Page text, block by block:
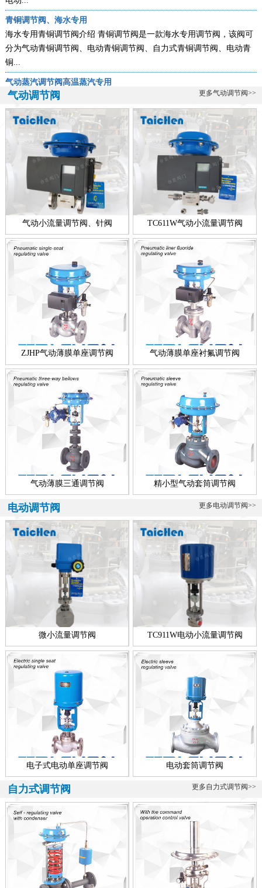
青铜调节阀、海水专用
海水专用青铜调节阀介绍 青铜调节阀是一款海水专用调节阀，该阀可
分为气动青铜调节阀、电动青铜调节阀、自力式青铜调节阀、电动青
铜...
气动蒸汽调节阀高温蒸汽专用
气动蒸汽调节阀-高温蒸汽专用阀ZXP-16KSW气动蒸汽调节阀是一款
专门用于高温蒸汽的调节阀，该阀由台臣阀门自主研发生产的，蒸汽
的特...
全不锈钢带指挥器操作式自力式压力调节阀
全不锈钢带指挥器操作式自力式压力调节阀简介： 台臣阀门专业研
发、设计、生产调节阀十余年，帮助用户解决各种流体控制难题，在
温度调...
新款零缺陷气动衬氟调节阀
气动衬氟调节阀新款简介：ZXPF气动衬氟调节阀新款零缺陷型产品，
是台臣阀门引进国外进口技术，结合衬里衬氟阀门工艺的基础上，改
良创...
电动高压浓水调节阀技术说明
电动高压浓水调节阀简介： 电动高压浓水调节阀技术介绍 反渗透装置
的运行靠高压泵提供1. 5MPa左右的工作压力，通过调节浓水调节阀...
一线品牌智能电动调节阀
一线品牌智能电动调节阀简介： 智能电动调节阀是一个功能型的名
称，所有配套智能执行器的调节阀多叫做智能型电动调节阀，顾智能
电动...
青铜调节阀、海水专用
海水专用青铜调节阀介绍 青铜调节阀是一款海水专用调节阀，该阀可
分为气动青铜调节阀、电动青铜调节阀、自力式青铜调节阀、电动青
气动调节阀 更多气动调节阀>>
气动小流量调节阀、针阀 TC611W气动小流量调节阀
ZJHP气动薄膜单座调节阀 气动薄膜单座衬氟调节阀
气动薄膜三通调节阀 精小型气动套筒调节阀
电动调节阀 更多电动调节阀>>
微小流量调节阀 TC911W电动小流量调节阀
电子式电动单座调节阀 电动套筒调节阀
自力式调节阀 更多自力式调节阀>>